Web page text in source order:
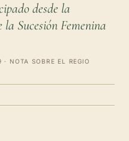
desde la
la Sucesión Femenina
NOTA SOBRE EL REGIO